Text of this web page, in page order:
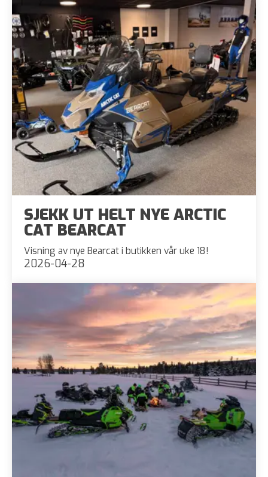
SJEKK UT HELT NYE ARCTIC
CAT BEARCAT
Visning av nye Bearcat i butikken vår uke 18!
2026-04-28